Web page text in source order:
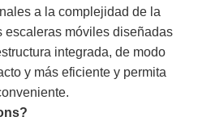
a la complejidad de la
escaleras móviles diseñadas
integrada, de modo
y más eficiente y permita